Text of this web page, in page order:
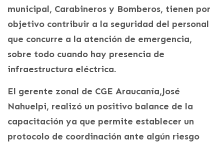
municipal, Carabineros y Bomberos, tienen por
objetivo contribuir a la seguridad del personal
que concurre a la atención de emergencia,
sobre todo cuando hay presencia de
infraestructura eléctrica.
El gerente zonal de CGE Araucanía,José
Nahuelpi, realizó un positivo balance de la
capacitación ya que permite establecer un
protocolo de coordinación ante algún riesgo